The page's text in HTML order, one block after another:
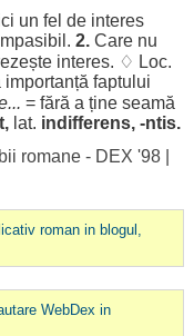
un fel de interes
. 2.Care nu
interes. ♢ Loc.
importanță faptului
= fără a ține seamă
lat. indifferens, -ntis.
romane - DEX '98|
roman in blogul,
WebDex in